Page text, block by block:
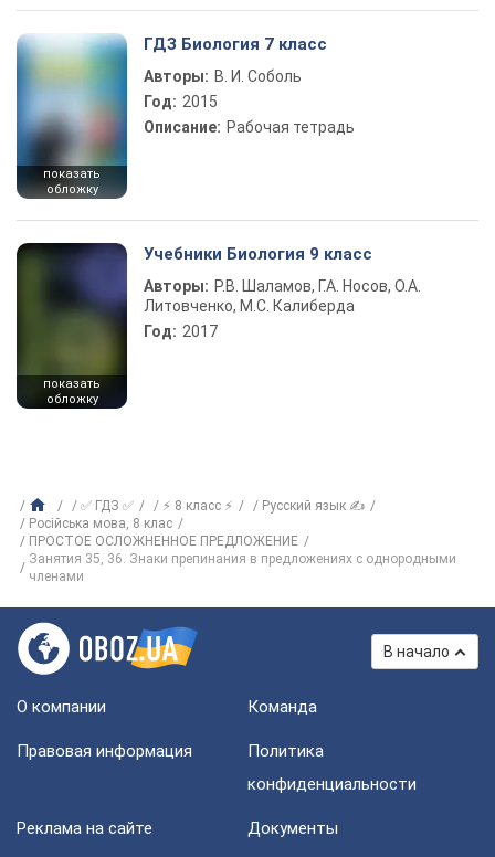
показать
обложку
ГДЗ Биология 7 класс
Авторы: В. И. Соболь
Год: 2015
Описание: Рабочая тетрадь
показать
обложку
Учебники Биология 9 класс
Авторы: Р.В. Шаламов, Г.А. Носов, О.А.
Литовченко, М.С. Калиберда
Год: 2017
✅ ГДЗ ✅ ⚡ 8 класс ⚡
Русский язык ✍
Російська мова, 8 клас
ПРОСТОЕ ОСЛОЖНЕННОЕ ПРЕДЛОЖЕНИЕ
Занятия 35, 36. Знаки препинания в предложениях с однородными
членами
В начало
О компании Команда
Правовая информация
Политика
конфиденциальности
Реклама на сайте Документы